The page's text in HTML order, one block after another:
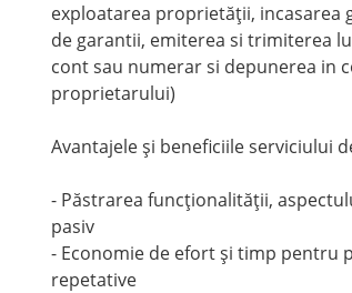
exploatarea proprietăţii, incasarea
de garantii, emiterea si trimiterea
cont sau numerar si depunerea in
proprietarului)
Avantajele şi beneficiile serviciului
- Păstrarea funcţionalităţii,
pasiv
- Economie de efort şi timp
repetative